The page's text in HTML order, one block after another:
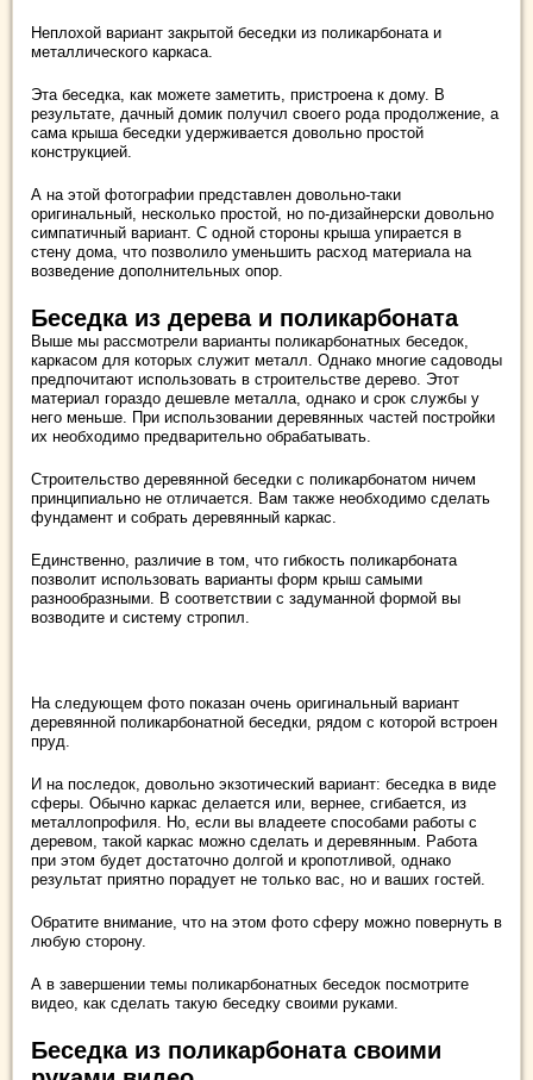
Неплохой вариант закрытой беседки из поликарбоната и
металлического каркаса.
Эта беседка, как можете заметить, пристроена к дому. В
результате, дачный домик получил своего рода продолжение, а
сама крыша беседки удерживается довольно простой
конструкцией.
А на этой фотографии представлен довольно-таки
оригинальный, несколько простой, но по-дизайнерски довольно
симпатичный вариант. С одной стороны крыша упирается в
стену дома, что позволило уменьшить расход материала на
возведение дополнительных опор.
Беседка из дерева и поликарбоната
Выше мы рассмотрели варианты поликарбонатных беседок,
каркасом для которых служит металл. Однако многие садоводы
предпочитают использовать в строительстве дерево. Этот
материал гораздо дешевле металла, однако и срок службы у
него меньше. При использовании деревянных частей постройки
их необходимо предварительно обрабатывать.
Строительство деревянной беседки с поликарбонатом ничем
принципиально не отличается. Вам также необходимо сделать
фундамент и собрать деревянный каркас.
Единственно, различие в том, что гибкость поликарбоната
позволит использовать варианты форм крыш самыми
разнообразными. В соответствии с задуманной формой вы
возводите и систему стропил.
На следующем фото показан очень оригинальный вариант
деревянной поликарбонатной беседки, рядом с которой встроен
пруд.
И на последок, довольно экзотический вариант: беседка в виде
сферы. Обычно каркас делается или, вернее, сгибается, из
металлопрофиля. Но, если вы владеете способами работы с
деревом, такой каркас можно сделать и деревянным. Работа
при этом будет достаточно долгой и кропотливой, однако
результат приятно порадует не только вас, но и ваших гостей.
Обратите внимание, что на этом фото сферу можно повернуть в
любую сторону.
А в завершении темы поликарбонатных беседок посмотрите
видео, как сделать такую беседку своими руками.
Беседка из поликарбоната своими